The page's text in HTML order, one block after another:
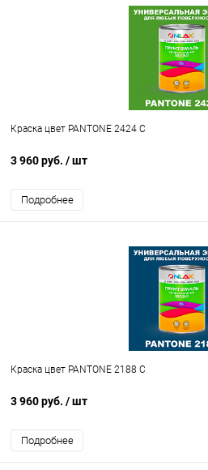
Краска цвет PANTONE 2424 C
3 960 руб. / шт
Подробнее
Краска цвет PANTONE 2188 C
3 960 руб. / шт
Подробнее